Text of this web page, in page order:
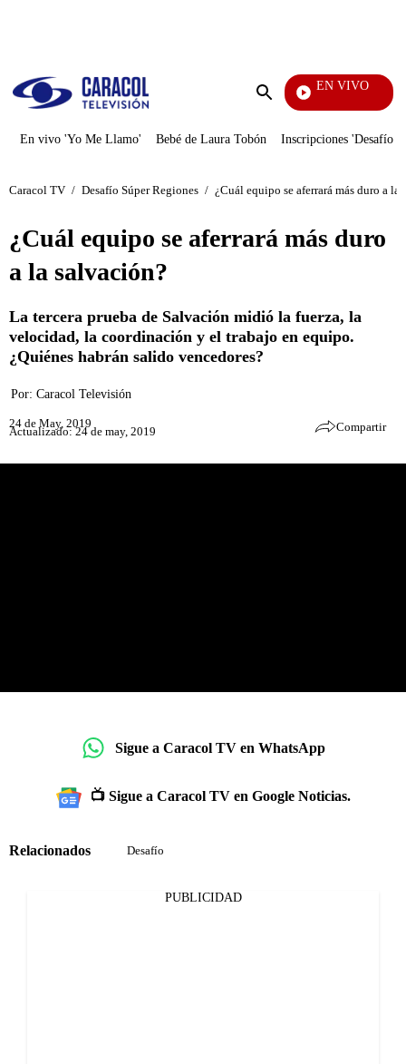
Enviar
EN VIVO
Vecinos
En vivo 'Yo Me Llamo' Bebé de Laura Tobón Inscripciones 'Desafío'
Caracol TV / Desafío Súper Regiones / ¿Cuál equipo se aferrará más duro a la
¿Cuál equipo se aferrará más duro
a la salvación?
La tercera prueba de Salvación midió la fuerza, la
velocidad, la coordinación y el trabajo en equipo.
¿Quiénes habrán salido vencedores?
Por: Caracol Televisión
24 de May, 2019
Actualizado: 24 de may, 2019 Compartir
Sigue a Caracol TV en WhatsApp
📺 Sigue a Caracol TV en Google Noticias.
Relacionados Desafío
PUBLICIDAD